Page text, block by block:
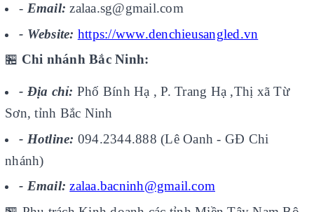
- Email: zalaa.sg@gmail.com
- Website: https://www.denchieusangled.vn
🏪 Chi nhánh Bắc Ninh:
- Địa chỉ: Phố Bính Hạ , P. Trang Hạ ,Thị xã Từ
Sơn, tỉnh Bắc Ninh
- Hotline: 094.2344.888 (Lê Oanh - GĐ Chi
nhánh)
- Email: zalaa.bacninh@gmail.com